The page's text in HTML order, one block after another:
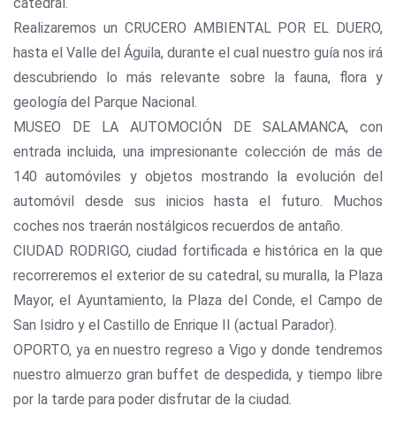
Realizaremos un CRUCERO AMBIENTAL POR EL DUERO,
hasta el Valle del Águila, durante el cual nuestro guía nos irá
descubriendo lo más relevante sobre la fauna, flora y
geología del Parque Nacional.
MUSEO DE LA AUTOMOCIÓN DE SALAMANCA, con
entrada incluida, una impresionante colección de más de
140 automóviles y objetos mostrando la evolución del
automóvil desde sus inicios hasta el futuro. Muchos
coches nos traerán nostálgicos recuerdos de antaño.
CIUDAD RODRIGO, ciudad fortificada e histórica en la que
recorreremos el exterior de su catedral, su muralla, la Plaza
Mayor, el Ayuntamiento, la Plaza del Conde, el Campo de
San Isidro y el Castillo de Enrique II (actual Parador).
OPORTO, ya en nuestro regreso a Vigo y donde tendremos
nuestro almuerzo gran buffet de despedida, y tiempo libre
por la tarde para poder disfrutar de la ciudad.